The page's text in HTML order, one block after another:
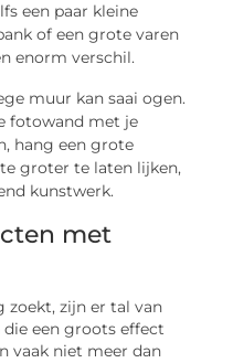
een paar kleine
of een grote varen
enorm verschil.
muur kan saai ogen.
fotowand met je
hang een grote
groter te laten lijken,
kunstwerk.
met
zoekt, zijn er tal van
een groots effect
vaak niet meer dan